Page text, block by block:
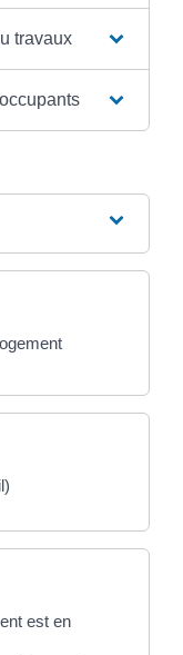
travaux
est en